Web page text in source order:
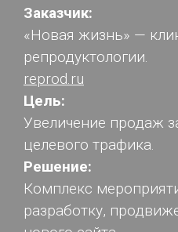
Заказчик:
«Новая жизнь» —
репродуктологии.
reprod.ru
Цель:
Увеличение продаж
целевого трафика.
Решение:
Комплекс
разработку,